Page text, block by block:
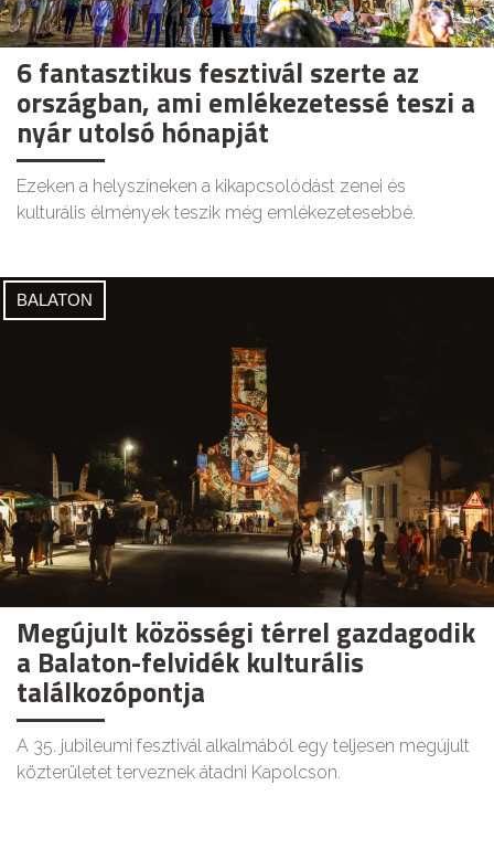
6 fantasztikus fesztivál szerte az
országban, ami emlékezetessé teszi a
nyár utolsó hónapját
Ezeken a helyszíneken a kikapcsolódást zenei és
kulturális élmények teszik még emlékezetesebbé.
BALATON
Megújult közösségi térrel gazdagodik
a Balaton-felvidék kulturális
találkozópontja
A 35. jubileumi fesztivál alkalmából egy teljesen megújult
közterületet terveznek átadni Kapolcson.